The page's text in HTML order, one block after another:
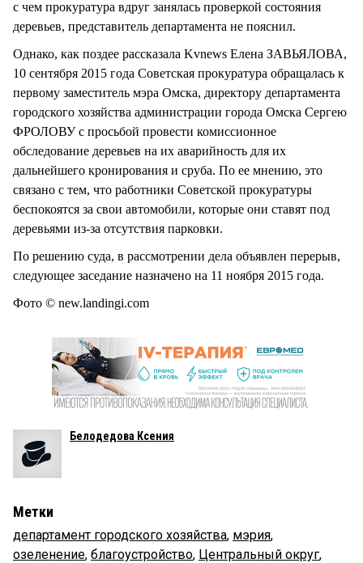
с чем прокуратура вдруг занялась проверкой состояния
деревьев, представитель департамента не пояснил.
Однако, как поздее рассказала Kvnews Елена ЗАВЬЯЛОВА,
10 сентября 2015 года Советская прокуратура обращалась к
первому заместитель мэра Омска, директору департамента
городского хозяйства администрации города Омска Сергею
ФРОЛОВУ с просьбой провести комиссионное
обследование деревьев на их аварийность для их
дальнейшего кронирования и сруба. По ее мнению, это
связано с тем, что работники Советской прокуратуры
беспокоятся за свои автомобили, которые они ставят под
деревьями из-за отсутствия парковки.
По решению суда, в рассмотрении дела объявлен перерыв,
следующее заседание назначено на 11 ноября 2015 года.
Фото © new.landingi.com
Белодедова Ксения
Метки
департамент городского хозяйства, мэрия,
озеленение, благоустройство, Центральный округ,